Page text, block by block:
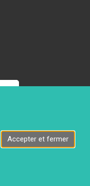
Inc. 2026
Accepter et fermer